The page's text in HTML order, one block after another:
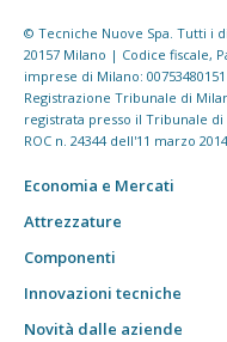
© Tecniche Nuove Spa. Tutti i
20157 Milano | Codice fiscale,
imprese di Milano: 00753480151
Registrazione Tribunale di
registrata presso il Tribunale di
ROC n. 24344 dell'11 marzo 2014
Economia e Mercati
Attrezzature
Componenti
Innovazioni tecniche
Novità dalle aziende